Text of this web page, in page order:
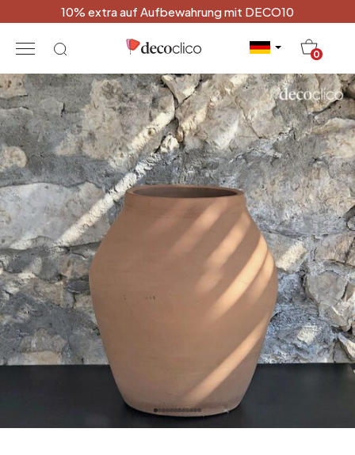
10% extra auf Aufbewahrung mit DECO10
0